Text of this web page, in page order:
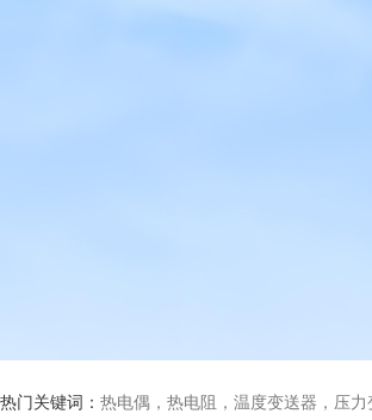
热门关键词： 热电偶，热电阻，温度变送器，压力